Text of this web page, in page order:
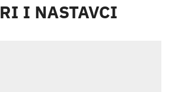
I NASTAVCI